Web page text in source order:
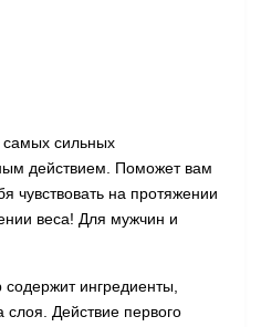
самых сильных
действием. Поможет вам
чувствовать на протяжении
веса! Для мужчин и
ингредиенты,
Действие первого